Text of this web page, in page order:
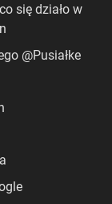
się działo w
@Pusiałke